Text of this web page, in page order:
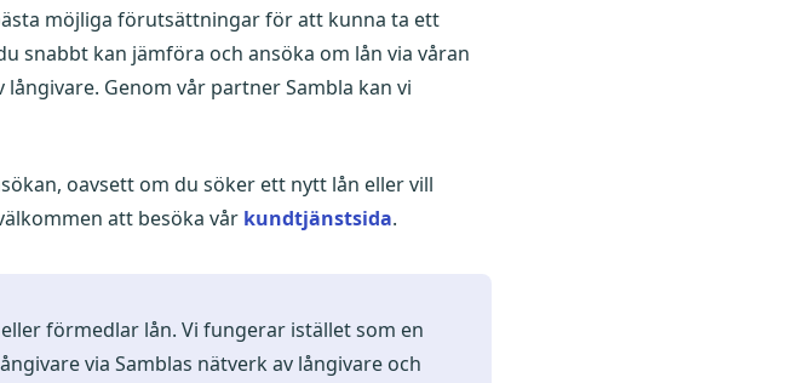
möjliga förutsättningar för att kunna ta ett
snabbt kan jämföra och ansöka om lån via våran
Genom vår partner Sambla kan vi
oavsett om du söker ett nytt lån eller vill
att besöka vår kundtjänstsida.
förmedlar lån. Vi fungerar istället som en
via Samblas nätverk av långivare och